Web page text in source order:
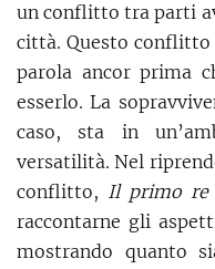
un conflitto tra parti
città. Questo conflitto
parola ancor prima
esserlo. La
caso, sta in
versatilità. Nel
conflitto, Il primo re
raccontarne gli
mostrando quanto